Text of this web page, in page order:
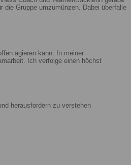
die Gruppe umzumünzen. Dabei überfalle
agieren kann. In meiner
Ich verfolge einen höchst
herausfordern zu verstehen